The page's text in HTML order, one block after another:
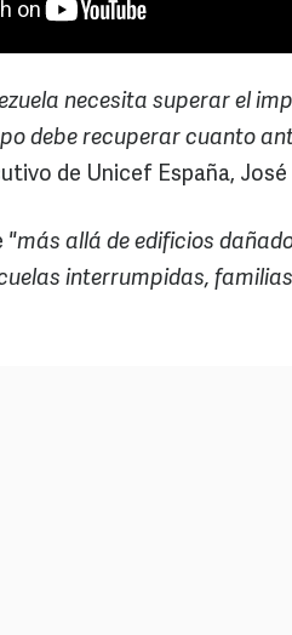
necesita superar el
debe recuperar cuanto
de Unicef España, José
"más allá de edificios
interrumpidas,